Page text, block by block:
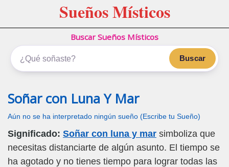
Sueños Místicos
Buscar Sueños Místicos
Buscar
Soñar con Luna Y Mar
Aún no se ha interpretado ningún sueño (Escribe tu Sueño)
Significado: Soñar con luna y mar simboliza que
necesitas distanciarte de algún asunto. El tiempo se
ha agotado y no tienes tiempo para lograr todas las